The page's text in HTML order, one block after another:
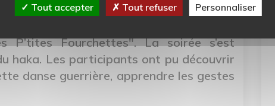
ont ensuite pu poursuivre le voyage
apéritives aux saveurs exotiques
P’tites Fourchettes". La soirée s’est
haka. Les participants ont pu découvrir
danse guerrière, apprendre les gestes
Tout accepter Tout refuser Personnaliser